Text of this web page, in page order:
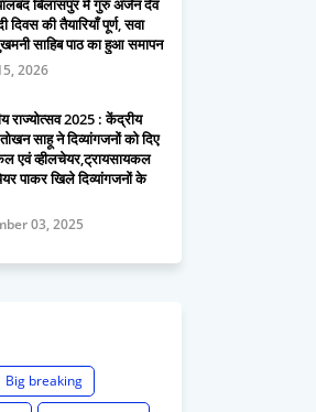
बिलासपुर में गुरु अर्जन देव
दिवस की तैयारियाँ पूर्ण, सवा
साहिब पाठ का हुआ समापन
2026
राज्योत्सव 2025 : केंद्रीय
साहू ने दिव्यांगजनों को दिए
एवं व्हीलचेयर,ट्रायसायकल
पाकर खिले दिव्यांगजनों के
03, 2025
Big breaking